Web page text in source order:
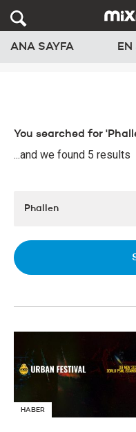
ANA SAYFA
You searched for
...and we found 5 results
HABER